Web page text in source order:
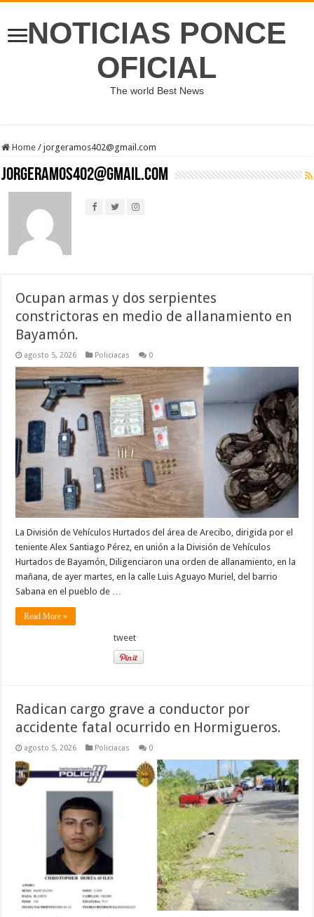
NOTICIAS PONCE
OFICIAL
The world Best News
Home / jorgeramos402@gmail.com
jorgeramos402@gmail.com
Ocupan armas y dos serpientes
constrictoras en medio de allanamiento en
Bayamón.
agosto 5, 2026 Policiacas 0
La División de Vehículos Hurtados del área de Arecibo, dirigida por el
teniente Alex Santiago Pérez, en unión a la División de Vehículos
Hurtados de Bayamón, Diligenciaron una orden de allanamiento, en la
mañana, de ayer martes, en la calle Luis Aguayo Muriel, del barrio
Sabana en el pueblo de …
Read More »
tweet
Radican cargo grave a conductor por
accidente fatal ocurrido en Hormigueros.
agosto 5, 2026 Policiacas 0